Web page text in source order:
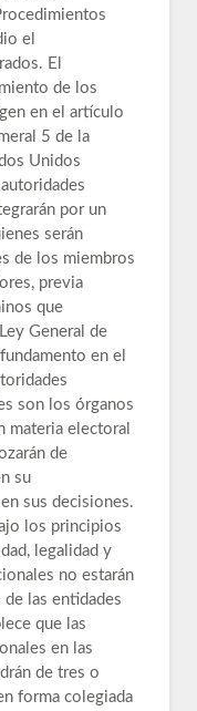
el
El
de los
en el artículo
5 de la
Unidos
por un
serán
de los miembros
previa
que
General de
en el
son los órganos
materia electoral
de
su
sus decisiones.
los principios
legalidad y
no estarán
las entidades
que las
en las
de tres o
forma colegiada